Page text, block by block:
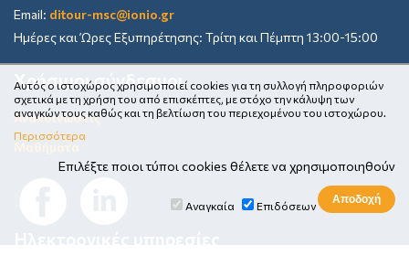
Email: ditour-msc@ionio.gr
Ημέρες και Ώρες Εξυπηρέτησης: Τρίτη και Πέμπτη 13:00-15:00
Χρήσιμοι σύνδεσμοι
Ανακοινώσεις
Μαθήματα
Αυτός ο ιστοχώρος χρησιμοποιεί cookies για τη συλλογή πληροφοριών
σχετικά με τη χρήση του από επισκέπτες, με στόχο την κάλυψη των
αναγκών τους καθώς και τη βελτίωση του περιεχομένου του ιστοχώρου.
Περισσότερα
Επιλέξτε ποιοι τύποι cookies θέλετε να χρησιμοποιηθούν
Αναγκαία Επιδόσεων